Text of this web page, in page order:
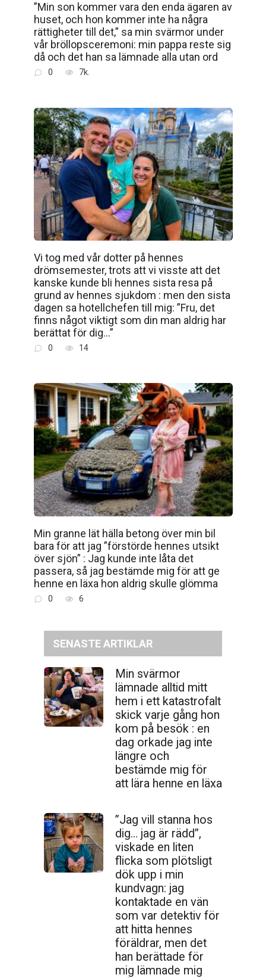
”Min son kommer vara den enda ägaren av
huset, och hon kommer inte ha några
rättigheter till det,” sa min svärmor under
vår bröllopsceremoni: min pappa reste sig
då och det han sa lämnade alla utan ord
0 7k.
Vi tog med vår dotter på hennes
drömsemester, trots att vi visste att det
kanske kunde bli hennes sista resa på
grund av hennes sjukdom : men den sista
dagen sa hotellchefen till mig: ”Fru, det
finns något viktigt som din man aldrig har
berättat för dig…”
0 14
Min granne lät hälla betong över min bil
bara för att jag ”förstörde hennes utsikt
över sjön” : Jag kunde inte låta det
passera, så jag bestämde mig för att ge
henne en läxa hon aldrig skulle glömma
0 6
SENASTE ARTIKLAR
Min svärmor
lämnade alltid mitt
hem i ett katastrofalt
skick varje gång hon
kom på besök : en
dag orkade jag inte
längre och
bestämde mig för
att lära henne en läxa
”Jag vill stanna hos
dig… jag är rädd”,
viskade en liten
flicka som plötsligt
dök upp i min
kundvagn: jag
kontaktade en vän
som var detektiv för
att hitta hennes
föräldrar, men det
han berättade för
mig lämnade mig